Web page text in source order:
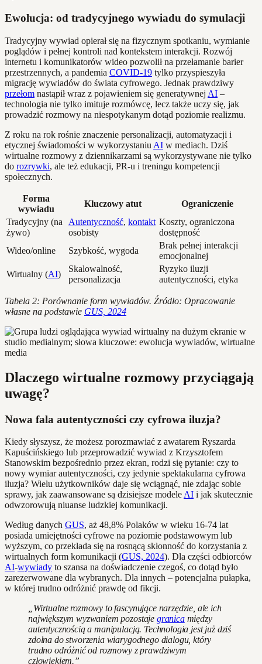
Ewolucja: od tradycyjnego wywiadu do symulacji
Tradycyjny wywiad opierał się na fizycznym spotkaniu, wymianie
poglądów i pełnej kontroli nad kontekstem interakcji. Rozwój
internetu i komunikatorów wideo pozwolił na przełamanie barier
przestrzennych, a pandemia COVID-19 tylko przyspieszyła
migrację wywiadów do świata cyfrowego. Jednak prawdziwy
przełom nastąpił wraz z pojawieniem się generatywnej AI –
technologia nie tylko imituje rozmówcę, lecz także uczy się, jak
prowadzić rozmowy na niespotykanym dotąd poziomie realizmu.
Z roku na rok rośnie znaczenie personalizacji, automatyzacji i
etycznej świadomości w wykorzystaniu AI w mediach. Dziś
wirtualne rozmowy z dziennikarzami są wykorzystywane nie tylko
do rozrywki, ale też edukacji, PR-u i treningu kompetencji
społecznych.
Forma
wywiadu
Kluczowy atut
Ograniczenie
Tradycyjny (na
żywo)
Autentyczność, kontakt
osobisty
Koszty, ograniczona
dostępność
Wideo/online
Szybkość, wygoda
Brak pełnej interakcji
emocjonalnej
Wirtualny (AI)
Skalowalność,
personalizacja
Ryzyko iluzji
autentyczności, etyka
Tabela 2: Porównanie form wywiadów. Źródło: Opracowanie
własne na podstawie GUS, 2024
Dlaczego wirtualne rozmowy przyciągają
uwagę?
Nowa fala autentyczności czy cyfrowa iluzja?
Kiedy słyszysz, że możesz porozmawiać z awatarem Ryszarda
Kapuścińskiego lub przeprowadzić wywiad z Krzysztofem
Stanowskim bezpośrednio przez ekran, rodzi się pytanie: czy to
nowy wymiar autentyczności, czy jedynie spektakularna cyfrowa
iluzja? Wielu użytkowników daje się wciągnąć, nie zdając sobie
sprawy, jak zaawansowane są dzisiejsze modele AI i jak skutecznie
odwzorowują niuanse ludzkiej komunikacji.
Według danych GUS, aż 48,8% Polaków w wieku 16-74 lat
posiada umiejętności cyfrowe na poziomie podstawowym lub
wyższym, co przekłada się na rosnącą skłonność do korzystania z
wirtualnych form komunikacji (GUS, 2024). Dla części odbiorców
AI-wywiady to szansa na doświadczenie czegoś, co dotąd było
zarezerwowane dla wybranych. Dla innych – potencjalna pułapka,
w której trudno odróżnić prawdę od fikcji.
„Wirtualne rozmowy to fascynujące narzędzie, ale ich
największym wyzwaniem pozostaje granicamiędzy
autentycznością a manipulacją. Technologia jest już dziś
zdolna do stworzenia wiarygodnego dialogu, który
trudno odróżnić od rozmowy z prawdziwym
człowiekiem.”